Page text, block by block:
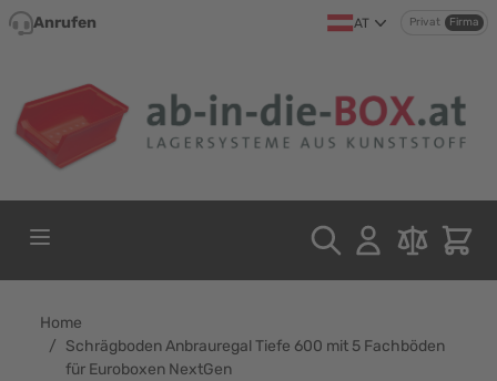
Direkt zum Inhalt
Anrufen AT Privat Firma
Home
/ Schrägboden Anbrauregal Tiefe 600 mit 5 Fachböden
für Euroboxen NextGen